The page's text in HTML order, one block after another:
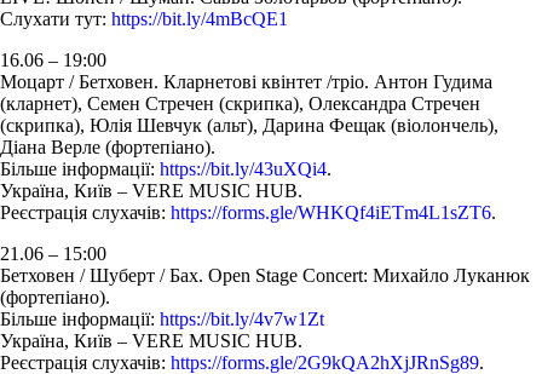
Cлухати тут: https://bit.ly/4mBcQE1
16.06 – 19:00
Моцарт / Бетховен. Кларнетові квінтет /тріо. Антон Гудима
(кларнет), Семен Стречен (скрипка), Олександра Стречен
(скрипка), Юлія Шевчук (альт), Дарина Фещак (віолончель),
Діана Верле (фортепіано).
Більше інформації: https://bit.ly/43uXQi4.
Україна, Київ – VERE MUSIC HUB.
Реєстрація слухачів: https://forms.gle/WHKQf4iETm4L1sZT6.
21.06 – 15:00
Бетховен / Шуберт / Бах. Open Stage Concert: Михайло Луканюк
(фортепіано).
Більше інформації: https://bit.ly/4v7w1Zt
Україна, Київ – VERE MUSIC HUB.
Реєстрація слухачів: https://forms.gle/2G9kQA2hXjJRnSg89.